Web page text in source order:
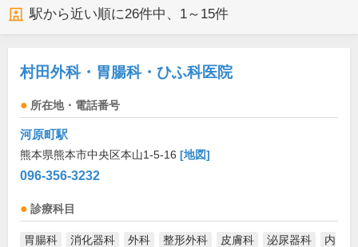
駅から近い順に26件中、 1～15件
村田外科・胃腸科・ひふ科医院
所在地・電話番号
河原町駅
熊本県熊本市中央区本山1-5-16 [地図]
096-356-3232
診療科目
胃腸科 消化器科 外科 整形外科 皮膚科 泌尿器科
内